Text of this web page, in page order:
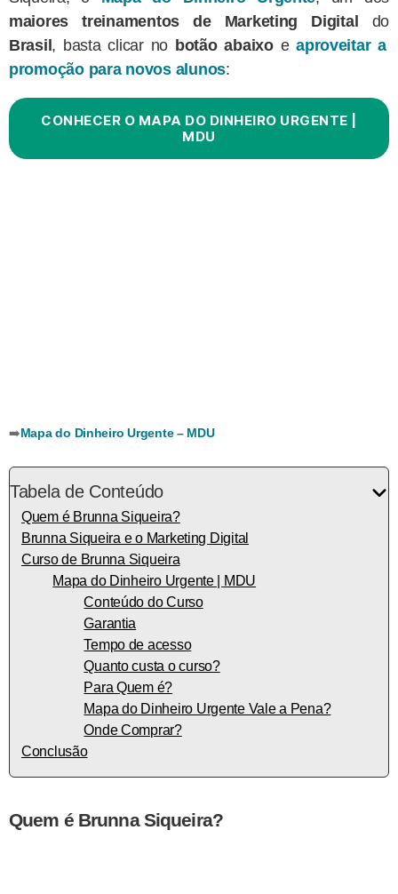
maiores treinamentos de Marketing Digital do
Brasil , basta clicar no botão abaixoeaproveitar a
promoção para novos alunos:
CONHECER O MAPA DO DINHEIRO URGENTE |
MDU
➡️Mapa do Dinheiro Urgente – MDU
Tabela de Conteúdo
Quem é Brunna Siqueira?
Brunna Siqueira e o Marketing Digital
Curso de Brunna Siqueira
Mapa do Dinheiro Urgente | MDU
Conteúdo do Curso
Garantia
Tempo de acesso
Quanto custa o curso?
Para Quem é?
Mapa do Dinheiro Urgente Vale a Pena?
Onde Comprar?
Conclusão
Quem é Brunna Siqueira?